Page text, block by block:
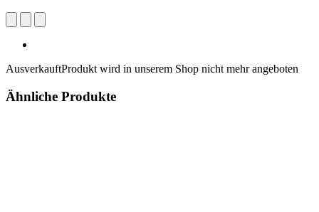
AusverkauftProdukt wird in unserem Shop nicht mehr angeboten
Ähnliche Produkte